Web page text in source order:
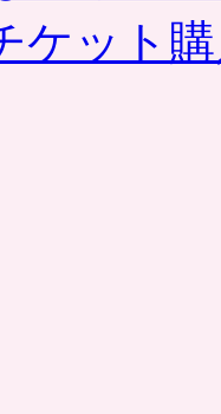
ケット